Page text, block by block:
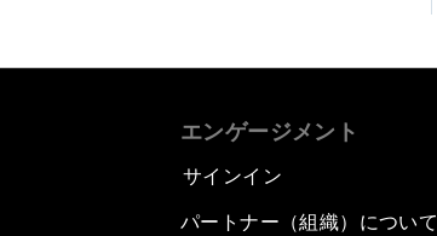
エンゲージメント
サインイン
パートナー（組織）について